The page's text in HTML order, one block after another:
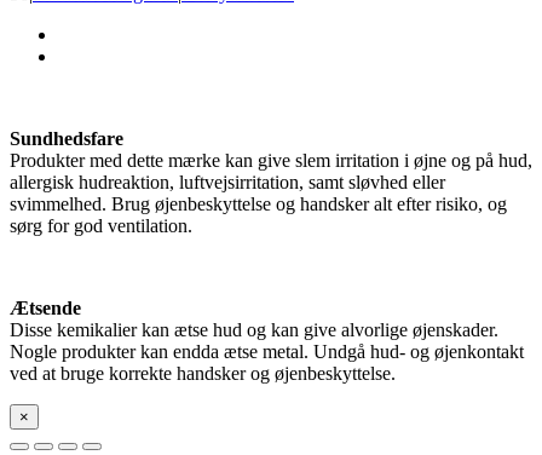
Sundhedsfare
Produkter med dette mærke kan give slem irritation i øjne og på hud,
allergisk hudreaktion, luftvejsirritation, samt sløvhed eller
svimmelhed. Brug øjenbeskyttelse og handsker alt efter risiko, og
sørg for god ventilation.
Ætsende
Disse kemikalier kan ætse hud og kan give alvorlige øjenskader.
Nogle produkter kan endda ætse metal. Undgå hud- og øjenkontakt
ved at bruge korrekte handsker og øjenbeskyttelse.
×